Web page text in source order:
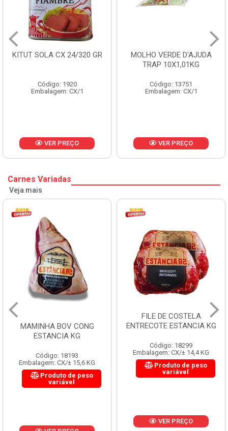
SOLA CX 24/320 GR
Código: 1920
Embalagem: CX/1
VER PREÇO
MOLHO VERDE D'AJUDA
TRAP 10X1,01KG
Código: 13751
Embalagem: CX/1
VER PREÇO
Carnes Variadas
Veja mais
MAMINHA BOV CONG
ESTANCIA KG
Código: 18193
Embalagem: CX/± 15,6 KG
Produto de peso
variável
FILE DE COSTELA
ENTRECOTE ESTANCIA KG
Código: 18299
Embalagem: CX/± 14,4 KG
Produto de peso
variável
VER PREÇO